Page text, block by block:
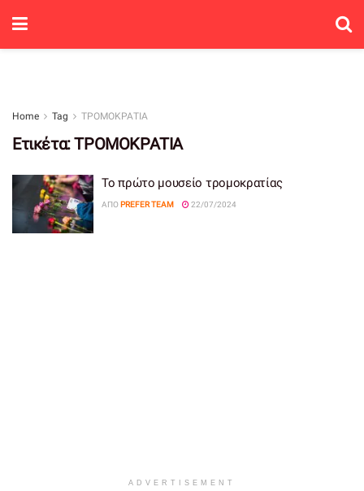
Home Tag ΤΡΟΜΟΚΡΑΤΙΑ
Ετικέτα:ΤΡΟΜΟΚΡΑΤΙΑ
Το πρώτο μουσείο τρομοκρατίας
ΑΠΌ PREFER TEAM 22/07/2024
ADVERTISEMENT